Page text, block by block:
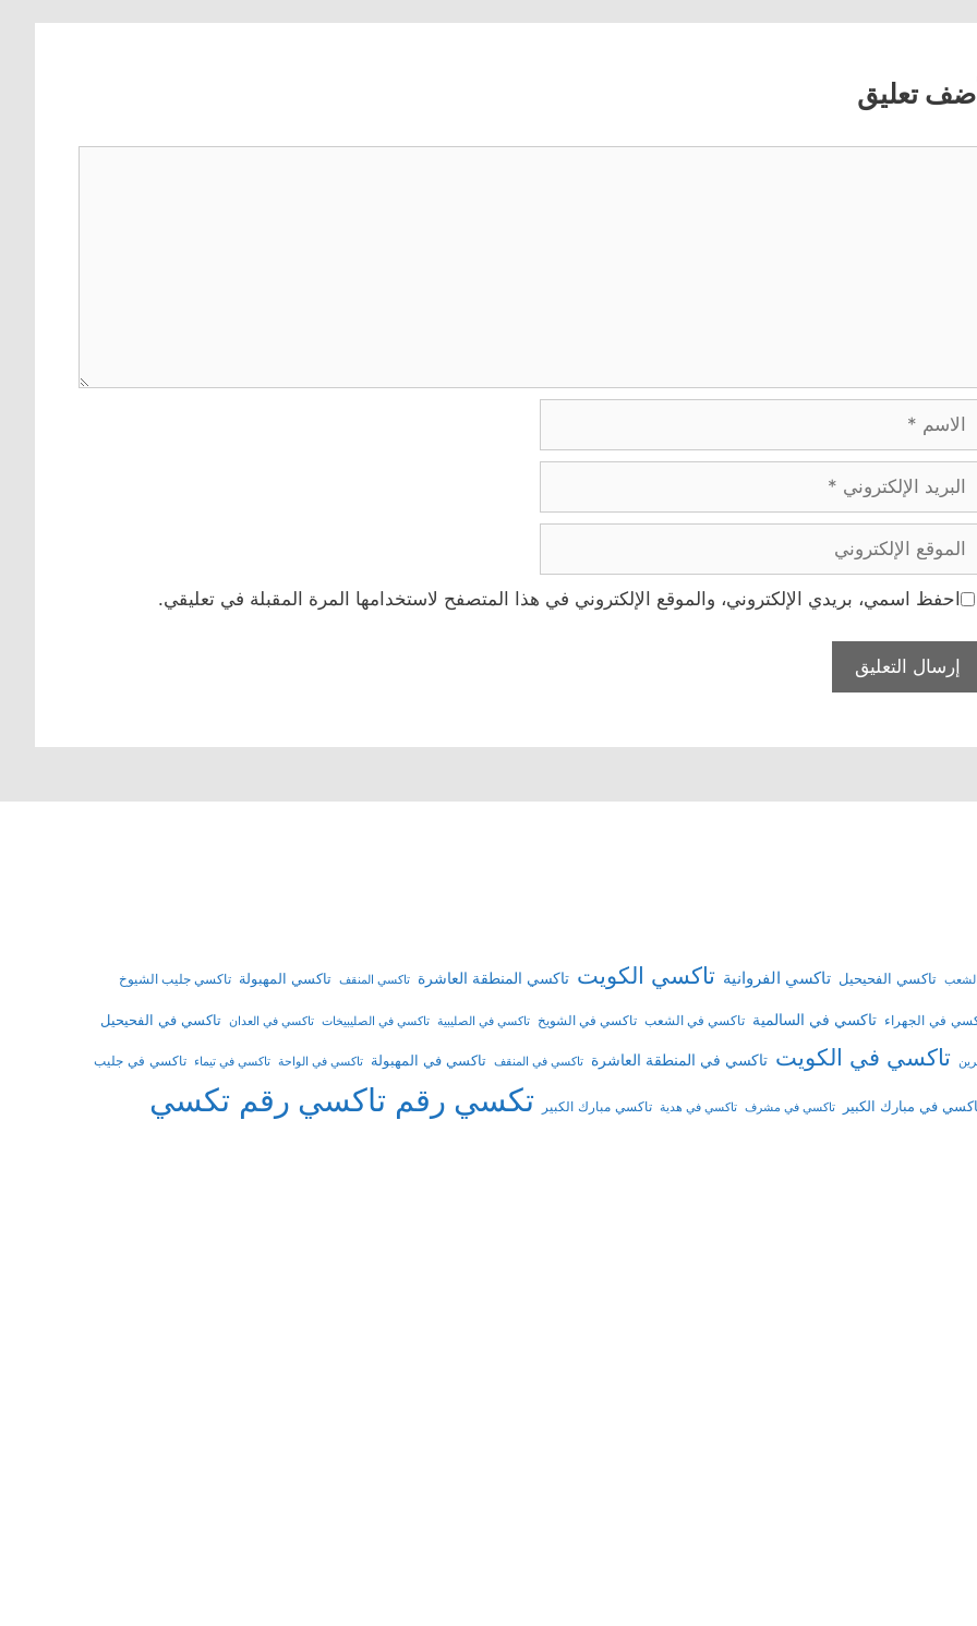
أضف تعليق
الاسم
البريد
الإلكتروني
الموقع
الإلكتروني
احفظ اسمي، بريدي الإلكتروني، والموقع الإلكتروني في هذا المتصفح لاستخدامها المرة المقبلة في تعليقي.
تاكسي الفحيحيل تاكسي الفروانية تاكسي الكويت تاكسي المنطقة العاشرة تاكسي المنقف تاكسي المهبولة تاكسي جليب الشيوخ
في الجهراء تاكسي في السالمية تاكسي في الشعب تاكسي في الشويخ تاكسي في الصليبية تاكسي في الصليبيخات تاكسي في العدان تاكسي في الفحيحيل
تاكسي في الكويت تاكسي في المنطقة العاشرة تاكسي في المنقف تاكسي في المهبولة تاكسي في الواحة تاكسي في تيماء تاكسي في جليب
في مبارك الكبير تاكسي في مشرف تاكسي في هدية تاكسي مبارك الكبير تكسي رقم تاكسي رقم تكسي